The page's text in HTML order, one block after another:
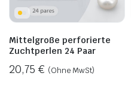
Mittelgroße perforierte
Zuchtperlen 24 Paar
20,75 € (Ohne MwSt)